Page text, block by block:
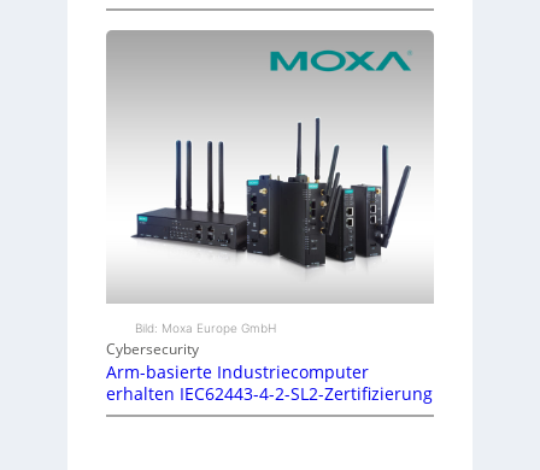
Bild: Moxa Europe GmbH
Cybersecurity
Arm-basierte Industriecomputer
erhalten IEC62443-4-2-SL2-Zertifizierung